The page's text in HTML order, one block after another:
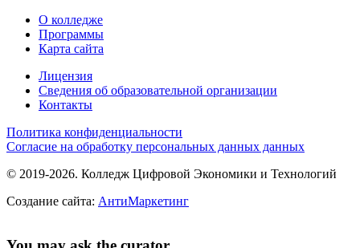
О колледже
Программы
Карта сайта
Лицензия
Сведения об образовательной организации
Контакты
Политика конфиденциальности
Согласие на обработку персональных данных данных
© 2019-2026. Колледж Цифровой Экономики и Технологий
Создание сайта: АнтиМаркетинг